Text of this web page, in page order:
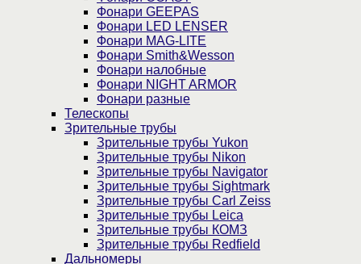
Фонари GEEPAS
Фонари LED LENSER
Фонари MAG-LITE
Фонари Smith&Wesson
Фонари налобные
Фонари NIGHT ARMOR
Фонари разные
Телескопы
Зрительные трубы
Зрительные трубы Yukon
Зрительные трубы Nikon
Зрительные трубы Navigator
Зрительные трубы Sightmark
Зрительные трубы Carl Zeiss
Зрительные трубы Leica
Зрительные трубы КОМЗ
Зрительные трубы Redfield
Дальномеры